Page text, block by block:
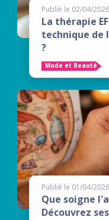
Publié le 02/04/2026
La thérapie
technique
?
Mode et Beauté
Publié le 01/04/2026
Que soigne
Découvrez